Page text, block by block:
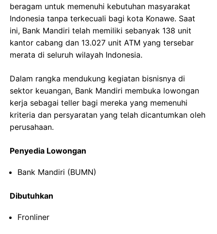
beragam untuk memenuhi kebutuhan masyarakat
Indonesia tanpa terkecuali bagi kota Konawe. Saat
ini, Bank Mandiri telah memiliki sebanyak 138 unit
kantor cabang dan 13.027 unit ATM yang tersebar
merata di seluruh wilayah Indonesia.
Dalam rangka mendukung kegiatan bisnisnya di
sektor keuangan, Bank Mandiri membuka lowongan
kerja sebagai teller bagi mereka yang memenuhi
kriteria dan persyaratan yang telah dicantumkan oleh
perusahaan.
Penyedia Lowongan
Bank Mandiri (BUMN)
Dibutuhkan
Fronliner